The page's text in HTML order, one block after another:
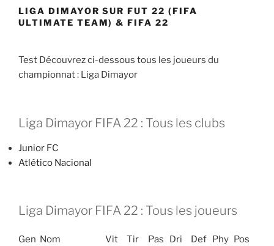
LIGA DIMAYOR SUR FUT 22 (FIFA
ULTIMATE TEAM) & FIFA 22
Test Découvrez ci-dessous tous les joueurs du
championnat : Liga Dimayor
Liga Dimayor FIFA 22 : Tous les clubs
Junior FC
Atlético Nacional
Liga Dimayor FIFA 22 : Tous les joueurs
Gen Nom Vit Tir Pas Dri Def Phy Pos